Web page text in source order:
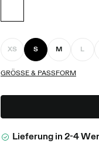
XS S M L
GRÖSSE & PASSFORM
Lieferung in 2-4